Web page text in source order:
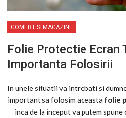
COMERT SI MAGAZINE
Folie Protectie Ecran
Importanta Folosirii
In unele situatii va intrebati si
important sa folosim aceasta folie
inca de la inceput va putem